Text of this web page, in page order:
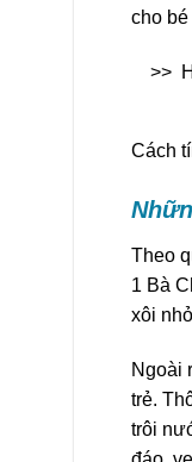
cho
>>
Cách
Theo
1 Bà
xôi
Ngoài
trẻ.
trôi